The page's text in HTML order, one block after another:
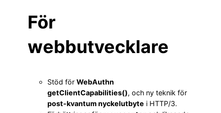
För
webbutvecklare
Stöd för WebAuthn
getClientCapabilities(), och ny teknik för
post-kvantum nyckelutbyte i HTTP/3.